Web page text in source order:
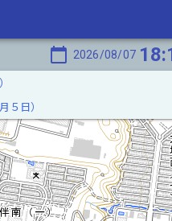
calendar_today 2026/08/07
５日）